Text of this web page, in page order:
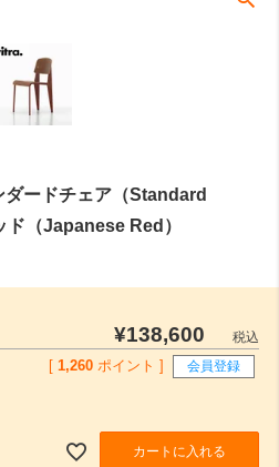
ードチェア（Standard
（Japanese Red）
¥138,600
税込
1,260 ポイント ] 会員登録
カートに入れる